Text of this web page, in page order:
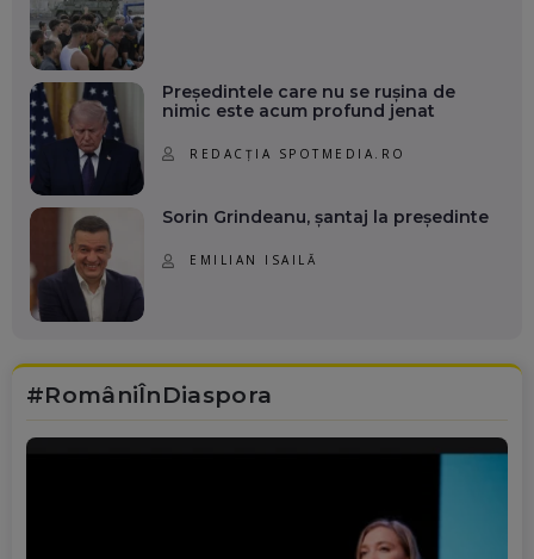
Președintele care nu se rușina de
nimic este acum profund jenat
REDACȚIA SPOTMEDIA.RO
Sorin Grindeanu, șantaj la președinte
EMILIAN ISAILĂ
#RomâniÎnDiaspora